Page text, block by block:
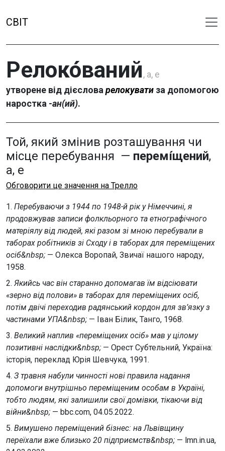
СВІТ
Релоко́ваний, а, е
утворене від дієслова релокувати за допомогою
наростка -ан(ий).
Той, який змінив розташування чи
місце перебування — перемі́щений,
а, е
Обговорити це значення на Трелло
1. Перебуваючи з 1944 по 1948-й рік у Німеччині, я
продовжував записи фолкльорного та етнографічного
матеріялу від людей, які разом зі мною перебували в
таборах робітників зі Сходу і в таборах для переміщених
осіб&nbsp; — Олекса Воропай, Звичаї нашого народу,
1958.
2. Якийсь час він старанно допомагав їм відсіювати
«зерно від полови» в таборах для переміщених осіб,
потім двічі переходив радянський кордон для зв’язку з
частинами УПА&nbsp; — Іван Білик, Танго, 1968.
3. Великий наплив «переміщених осіб» мав у цілому
позитивні наслідки&nbsp; — Орест Субтельний, Україна:
історія, переклад Юрія Шевчука, 1991.
4. З травня набули чинності нові правила надання
допомоги внутрішньо переміщеним особам в Україні,
тобто людям, які залишили свої домівки, тікаючи від
війни&nbsp; — bbc.com, 04.05.2022.
5. Вимушено переміщений бізнес: на Львівщину
переїхали вже близько 20 підприємств&nbsp; — lmn.in.ua,